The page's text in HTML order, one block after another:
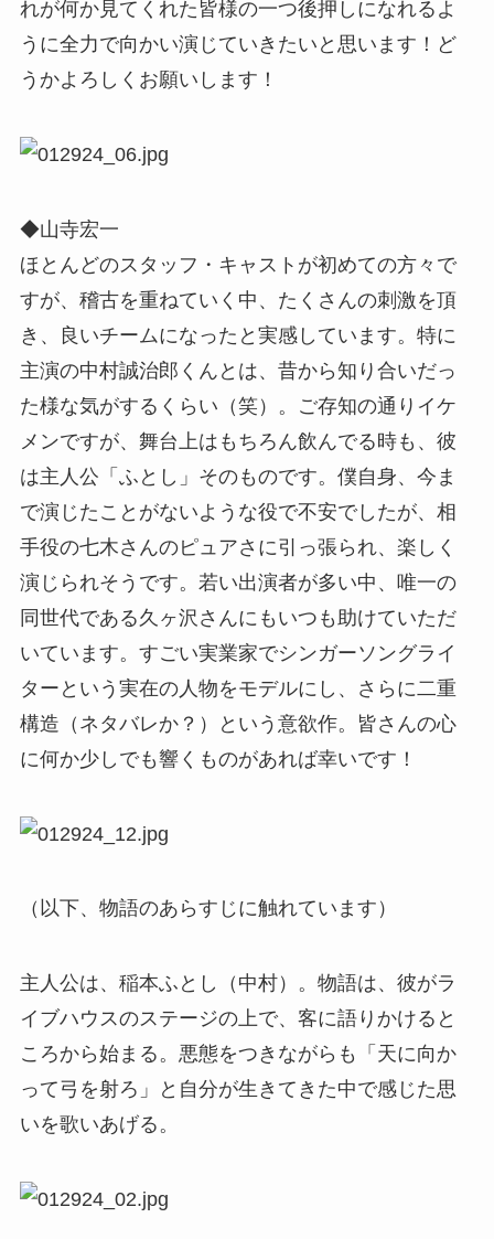
れが何か見てくれた皆様の一つ後押しになれるよ
うに全力で向かい演じていきたいと思います！ど
うかよろしくお願いします！
◆山寺宏一
ほとんどのスタッフ・キャストが初めての方々で
すが、稽古を重ねていく中、たくさんの刺激を頂
き、良いチームになったと実感しています。特に
主演の中村誠治郎くんとは、昔から知り合いだっ
た様な気がするくらい（笑）。ご存知の通りイケ
メンですが、舞台上はもちろん飲んでる時も、彼
は主人公「ふとし」そのものです。僕自身、今ま
で演じたことがないような役で不安でしたが、相
手役の七木さんのピュアさに引っ張られ、楽しく
演じられそうです。若い出演者が多い中、唯一の
同世代である久ヶ沢さんにもいつも助けていただ
いています。すごい実業家でシンガーソングライ
ターという実在の人物をモデルにし、さらに二重
構造（ネタバレか？）という意欲作。皆さんの心
に何か少しでも響くものがあれば幸いです！
（以下、物語のあらすじに触れています）
主人公は、稲本ふとし（中村）。物語は、彼がラ
イブハウスのステージの上で、客に語りかけると
ころから始まる。悪態をつきながらも「天に向か
って弓を射ろ」と自分が生きてきた中で感じた思
いを歌いあげる。